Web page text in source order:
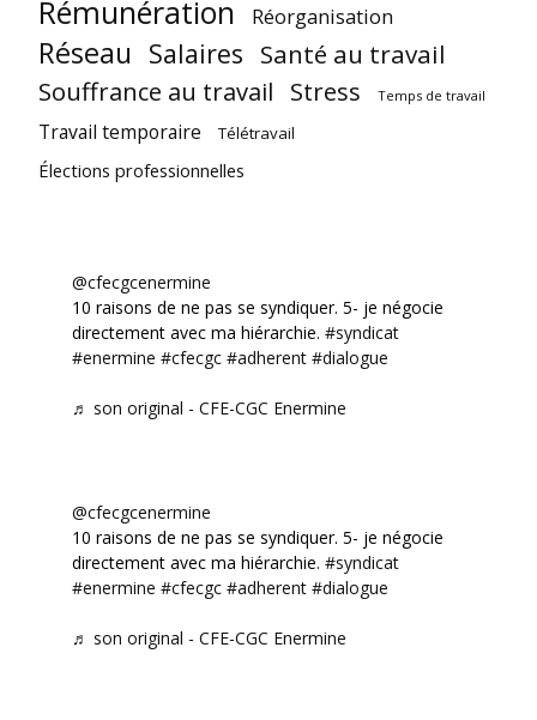
Rémunération Réorganisation
Réseau Salaires Santé au travail
Souffrance au travail Stress Temps de travail
Travail temporaire Télétravail
Élections professionnelles
@cfecgcenermine
10 raisons de ne pas se syndiquer. 5- je négocie
directement avec ma hiérarchie. #syndicat
#enermine #cfecgc #adherent #dialogue
♬ son original - CFE-CGC Enermine
@cfecgcenermine
10 raisons de ne pas se syndiquer. 5- je négocie
directement avec ma hiérarchie. #syndicat
#enermine #cfecgc #adherent #dialogue
♬ son original - CFE-CGC Enermine